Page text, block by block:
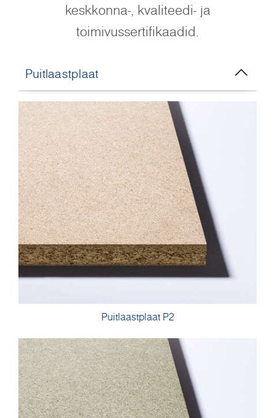
keskkonna-, kvaliteedi- ja
toimivussertifikaadid.
Puitlaastplaat
Puitlaastplaat P2